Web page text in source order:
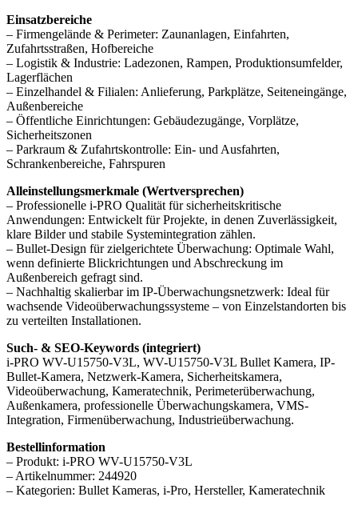
Einsatzbereiche
– Firmengelände & Perimeter: Zaunanlagen, Einfahrten,
Zufahrtsstraßen, Hofbereiche
– Logistik & Industrie: Ladezonen, Rampen, Produktionsumfelder,
Lagerflächen
– Einzelhandel & Filialen: Anlieferung, Parkplätze, Seiteneingänge,
Außenbereiche
– Öffentliche Einrichtungen: Gebäudezugänge, Vorplätze,
Sicherheitszonen
– Parkraum & Zufahrtskontrolle: Ein- und Ausfahrten,
Schrankenbereiche, Fahrspuren
Alleinstellungsmerkmale (Wertversprechen)
– Professionelle i-PRO Qualität für sicherheitskritische
Anwendungen: Entwickelt für Projekte, in denen Zuverlässigkeit,
klare Bilder und stabile Systemintegration zählen.
– Bullet-Design für zielgerichtete Überwachung: Optimale Wahl,
wenn definierte Blickrichtungen und Abschreckung im
Außenbereich gefragt sind.
– Nachhaltig skalierbar im IP-Überwachungsnetzwerk: Ideal für
wachsende Videoüberwachungssysteme – von Einzelstandorten bis
zu verteilten Installationen.
Such- & SEO-Keywords (integriert)
i-PRO WV-U15750-V3L, WV-U15750-V3L Bullet Kamera, IP-
Bullet-Kamera, Netzwerk-Kamera, Sicherheitskamera,
Videoüberwachung, Kameratechnik, Perimeterüberwachung,
Außenkamera, professionelle Überwachungskamera, VMS-
Integration, Firmenüberwachung, Industrieüberwachung.
Bestellinformation
– Produkt: i-PRO WV-U15750-V3L
– Artikelnummer: 244920
– Kategorien: Bullet Kameras, i-Pro, Hersteller, Kameratechnik